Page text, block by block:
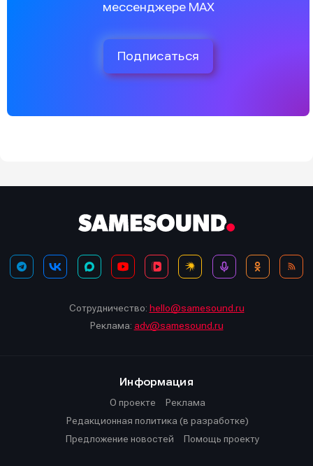
мессенджере MAX
Подписаться
Сотрудничество: hello@samesound.ru
Реклама: adv@samesound.ru
Информация
О проекте
Реклама
Редакционная политика (в разработке)
Предложение новостей
Помощь проекту